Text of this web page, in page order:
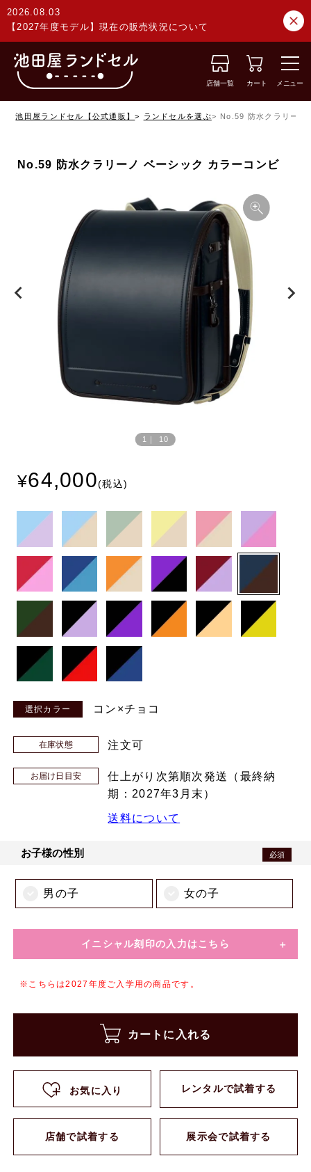
2026.08.03
【2027年度モデル】現在の販売状況について
店舗一覧 カート メニュー
池田屋ランドセル【公式通販】 ランドセルを選ぶ No.59 防水クラリーノ
No.59 防水クラリーノ ベーシック カラーコンビ
1 10
64,000
コン×チョコ
在庫状態 注文可
お届け日目安
仕上がり次第順次発送（最終納
期：2027年3月末）
送料について
お子様の性別 必須
男の子 女の子
イニシャル刻印の入力はこちら
※こちらは2027年度ご入学用の商品です。
カートに入れる
お気に入り レンタルで試着する
店舗で試着する 展示会で試着する